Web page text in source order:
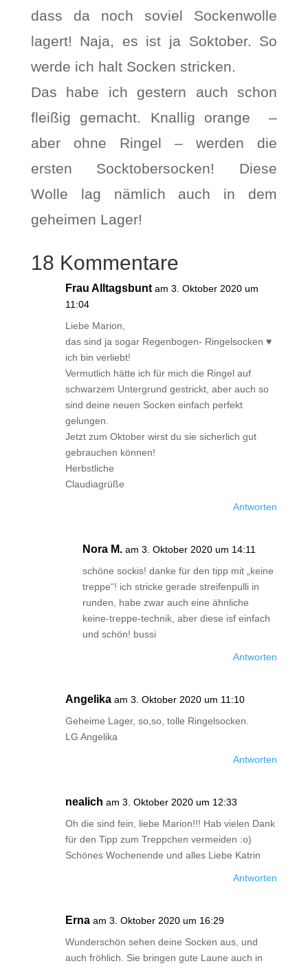
dass da noch soviel Sockenwolle
lagert! Naja, es ist ja Soktober. So
werde ich halt Socken stricken.
Das habe ich gestern auch schon
fleißig gemacht. Knallig orange –
aber ohne Ringel – werden die
ersten Socktobersocken! Diese
Wolle lag nämlich auch in dem
geheimen Lager!
18 Kommentare
Frau Alltagsbunt am 3. Oktober 2020 um
11:04
Liebe Marion,
das sind ja sogar Regenbogen- Ringelsocken ♥
ich bin verliebt!
Vermutlich hätte ich für mich die Ringel auf
schwarzem Untergrund gestrickt, aber auch so
sind deine neuen Socken einfach perfekt
gelungen.
Jetzt zum Oktober wirst du sie sicherlich gut
gebrauchen können!
Herbstliche
Claudiagrüße
Antworten
Nora M. am 3. Oktober 2020 um 14:11
schöne sockis! danke für den tipp mit „keine
treppe“! ich stricke gerade streifenpulli in
runden, habe zwar auch eine ähnliche
keine-treppe-technik, aber diese isf einfach
und schön! bussi
Antworten
Angelika am 3. Oktober 2020 um 11:10
Geheime Lager, so,so, tolle Ringelsocken.
LG Angelika
Antworten
nealich am 3. Oktober 2020 um 12:33
Oh die sind fein, liebe Marion!!! Hab vielen Dank
für den Tipp zum Treppchen vermeiden :o)
Schönes Wochenende und alles Liebe Katrin
Antworten
Erna am 3. Oktober 2020 um 16:29
Wunderschön sehen deine Socken aus, und
auch fröhlich. Sie bringen gute Laune auch in